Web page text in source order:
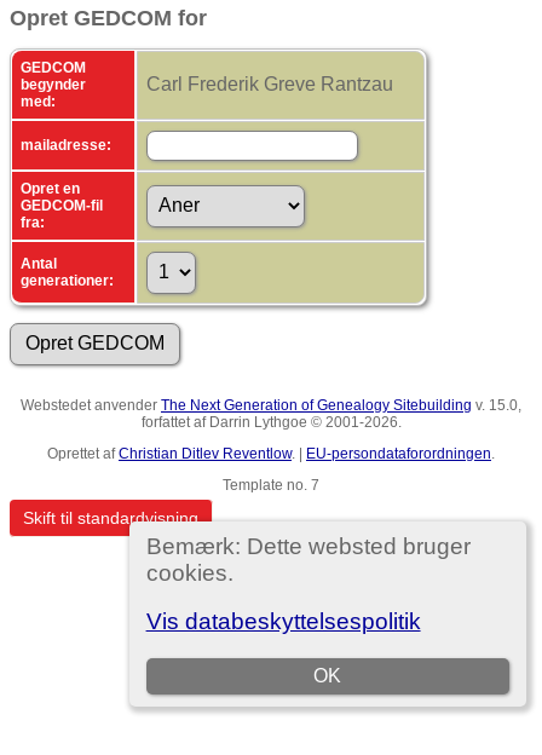
Bemærk: Dette websted bruger
cookies.
Vis databeskyttelsespolitik
OK
Opret GEDCOM for
GEDCOM
begynder
med:
Carl Frederik Greve Rantzau
mailadresse:
Opret en
GEDCOM-fil
fra:
Antal
generationer:
Webstedet anvender The Next Generation of Genealogy Sitebuilding v. 15.0,
forfattet af Darrin Lythgoe © 2001-2026.
Oprettet afChristian Ditlev Reventlow. | EU-persondataforordningen
Template no. 7
Skift til standardvisning